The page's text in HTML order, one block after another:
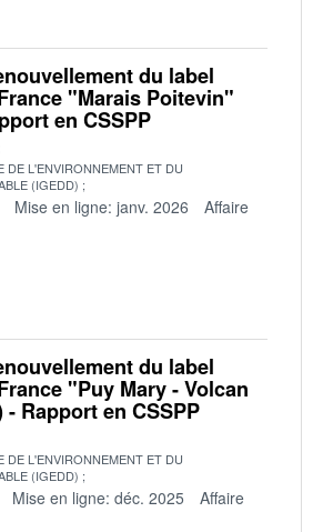
du label
"Marais Poitevin"
en CSSPP
DE L'ENVIRONNEMENT ET DU
(IGEDD)
Mise en ligne: janv. 2026
Affaire
du label
"Puy Mary - Volcan
Rapport en CSSPP
DE L'ENVIRONNEMENT ET DU
(IGEDD)
Mise en ligne: déc. 2025
Affaire